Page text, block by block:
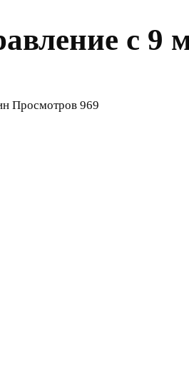
с 9
Просмотров 969